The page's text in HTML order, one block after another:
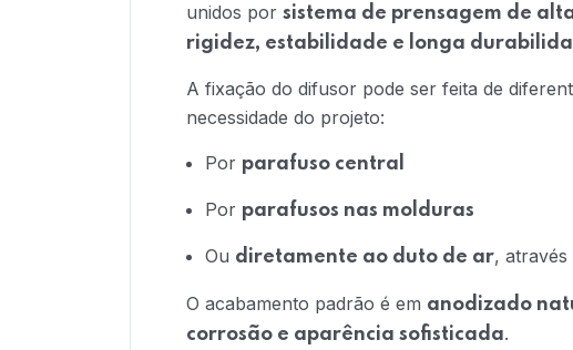
unidos por sistema de prensagem de
rigidez, estabilidade e longa
A fixação do difusor pode ser feita de
necessidade do projeto:
Por parafuso central
Por parafusos nas molduras
Ou diretamente ao duto de ar, através
O acabamento padrão é em anodizado
corrosão e aparência sofisticada.